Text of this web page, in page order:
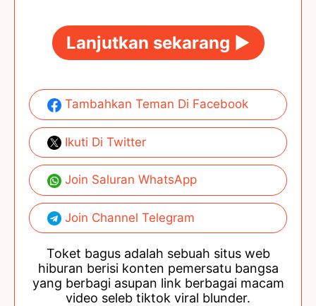
Lanjutkan sekarang ►
Tambahkan Teman Di Facebook
Ikuti Di Twitter
Join Saluran WhatsApp
Join Channel Telegram
Toket bagus adalah sebuah situs web
hiburan berisi konten pemersatu bangsa
yang berbagi asupan link berbagai macam
video seleb tiktok viral blunder.